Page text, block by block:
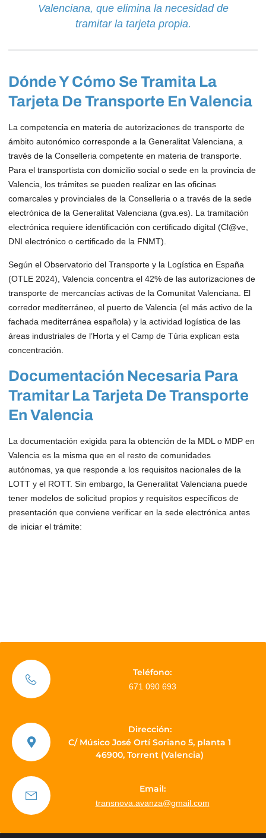
Valenciana, que elimina la necesidad de
tramitar la tarjeta propia.
Dónde Y Cómo Se Tramita La
Tarjeta De Transporte En Valencia
La competencia en materia de autorizaciones de transporte de
ámbito autonómico corresponde a la Generalitat Valenciana, a
través de la Conselleria competente en materia de transporte.
Para el transportista con domicilio social o sede en la provincia de
Valencia, los trámites se pueden realizar en las oficinas
comarcales y provinciales de la Conselleria o a través de la sede
electrónica de la Generalitat Valenciana (gva.es). La tramitación
electrónica requiere identificación con certificado digital (Cl@ve,
DNI electrónico o certificado de la FNMT).
Según el Observatorio del Transporte y la Logística en España
(OTLE 2024), Valencia concentra el 42% de las autorizaciones de
transporte de mercancías activas de la Comunitat Valenciana. El
corredor mediterráneo, el puerto de Valencia (el más activo de la
fachada mediterránea española) y la actividad logística de las
áreas industriales de l’Horta y el Camp de Túria explican esta
concentración.
Documentación Necesaria Para
Tramitar La Tarjeta De Transporte
En Valencia
La documentación exigida para la obtención de la MDL o MDP en
Valencia es la misma que en el resto de comunidades
autónomas, ya que responde a los requisitos nacionales de la
LOTT y el ROTT. Sin embargo, la Generalitat Valenciana puede
tener modelos de solicitud propios y requisitos específicos de
presentación que conviene verificar en la sede electrónica antes
de iniciar el trámite:
Teléfono:
671 090 693
Dirección:
C/ Músico José Ortí Soriano 5, planta 1
46900, Torrent (Valencia)
Email:
transnova.avanza@gmail.com